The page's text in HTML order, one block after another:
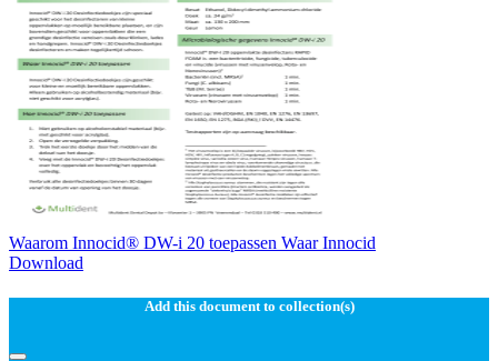
Waarom Innocid® DW-i 20 toepassen Waar Innocid
Download
Add this document to collection(s)